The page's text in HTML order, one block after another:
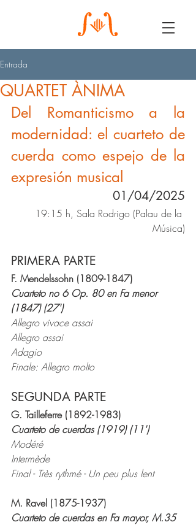
Entrada
QUARTET ÀNIMA
Del Romanticismo a la
modernidad: el cuarteto de
cuerda como espejo de la
expresión musical
01/04/2025
19:15 h, Sala Rodrigo (Palau de la
Música)
PRIMERA PARTE
F. Mendelssohn (1809-1847)
Cuarteto no 6 Op. 80 en Fa menor
(1847) (27')
Allegro vivace assai
Allegro assai
Adagio
Finale: Allegro molto
SEGUNDA PARTE
G. Tailleferre (1892-1983)
Cuarteto de cuerdas (1919) (11')
Modéré
Intermède
Final - Très rythmé - Un peu plus lent
M. Ravel (1875-1937)
Cuarteto de cuerdas en Fa mayor, M.35